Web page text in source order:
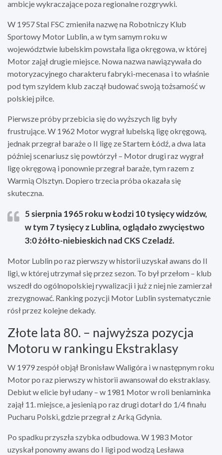
ambicje wykraczające poza regionalne rozgrywki.
W 1957 Stal FSC zmieniła nazwę na Robotniczy Klub
Sportowy Motor Lublin, a w tym samym roku w
województwie lubelskim powstała liga okręgowa, w której
Motor zajął drugie miejsce. Nowa nazwa nawiązywała do
motoryzacyjnego charakteru fabryki-mecenasa i to właśnie
pod tym szyldem klub zaczął budować swoją tożsamość w
polskiej piłce.
Pierwsze próby przebicia się do wyższych lig były
frustrujące. W 1962 Motor wygrał lubelską ligę okręgową,
jednak przegrał baraże o II ligę ze Startem Łódź, a dwa lata
później scenariusz się powtórzył – Motor drugi raz wygrał
ligę okręgową i ponownie przegrał baraże, tym razem z
Warmią Olsztyn. Dopiero trzecia próba okazała się
skuteczna.
5 sierpnia 1965 roku w Łodzi 10 tysięcy widzów,
w tym 7 tysięcy z Lublina, oglądało zwycięstwo
3:0 żółto-niebieskich nad CKS Czeladź.
Motor Lublin po raz pierwszy w historii uzyskał awans do II
ligi, w której utrzymał się przez sezon. To był przełom – klub
wszedł do ogólnopolskiej rywalizacji i już z niej nie zamierzał
zrezygnować. Ranking pozycji Motor Lublin systematycznie
rósł przez kolejne dekady.
Złote lata 80. – najwyższa pozycja
Motoru w rankingu Ekstraklasy
W 1979 zespół objął Bronisław Waligóra i w następnym roku
Motor po raz pierwszy w historii awansował do ekstraklasy.
Debiut w elicie był udany – w 1981 Motor w roli beniaminka
zajął 11. miejsce, a jesienią po raz drugi dotarł do 1/4 finału
Pucharu Polski, gdzie przegrał z Arką Gdynia.
Po spadku przyszła szybka odbudowa. W 1983 Motor
uzyskał ponowny awans do I ligi pod wodzą Lesława